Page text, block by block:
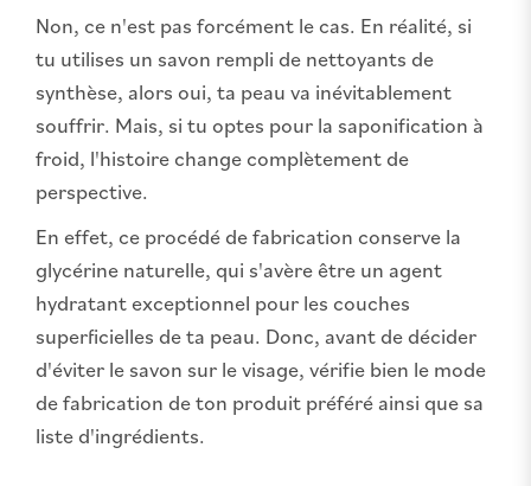
Non, ce n'est pas forcément le cas. En réalité, si
tu utilises un savon rempli de nettoyants de
synthèse, alors oui, ta peau va inévitablement
souffrir. Mais, si tu optes pour la saponification à
froid, l'histoire change complètement de
perspective.
En effet, ce procédé de fabrication conserve la
glycérine naturelle, qui s'avère être un agent
hydratant exceptionnel pour les couches
superficielles de ta peau. Donc, avant de décider
d'éviter le savon sur le visage, vérifie bien le mode
de fabrication de ton produit préféré ainsi que sa
liste d'ingrédients.